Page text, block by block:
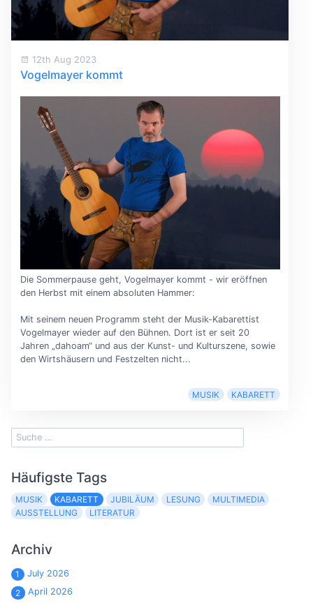
12th Aug 2023
Vogelmayer kommt
Die Sommerpause geht, Vogelmayer kommt - wir eröffnen
den Herbst mit einem absoluten Hammer:
Mit seinem neuen Programm steht der Musik-Kabarettist
Vogelmayer wieder auf den Bühnen. Dort ist er seit 20
Jahren „dahoam“ und aus der Kunst- und Kulturszene, sowie
den Wirtshäusern und Festzelten nicht...
MUSIK KABARETT
Häufigste Tags
MUSIK KABARETT JUBILÄUM LESUNG
MULTIMEDIA
AUSSTELLUNG
LITERATUR
Archiv
1
July 2026
2
April 2026